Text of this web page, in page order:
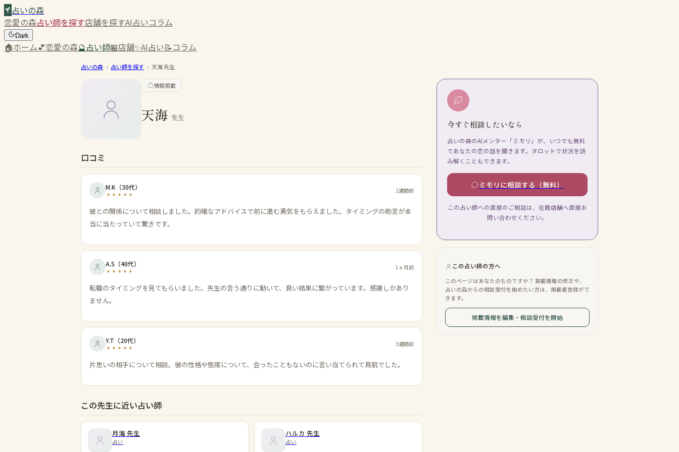
占いの森
恋愛の森占い師を探す店舗を探すAI占いコラム
Dark
🏠ホーム💕恋愛の森🔮占い師🏪店舗✨AI占い📝コラム
占いの森 › 占い師を探す › 天海先生
情報掲載
天海 先生
口コミ
M.K （30代） 2週間前
彼との関係について相談しました。的確なアドバイスで前に進む勇気をもらえました。タイミングの助言が本
当に当たっていて驚きです。
A.S （40代） 1ヶ月前
転職のタイミングを見てもらいました。先生の言う通りに動いて、良い結果に繋がっています。感謝しかあり
ません。
Y.T （20代） 3週間前
片思いの相手について相談。彼の性格や態度について、会ったこともないのに言い当てられて鳥肌でした。
この先生に近い占い師
月海 先生
占い
ハルカ 先生
占い
今すぐ相談したいなら
占いの森のAIメンター「ミモリ」が、いつでも無料
であなたの恋の話を聞きます。タロットで状況を読
み解くこともできます。
ミモリに相談する（無料）
この占い師への直接のご相談は、在籍店舗へ直接お
問い合わせください。
この占い師の方へ
このページはあなたのものですか？ 掲載情報の修正や、
占いの森からの相談受付を始めたい方は、掲載者登録がで
きます。
掲載情報を編集・相談受付を開始